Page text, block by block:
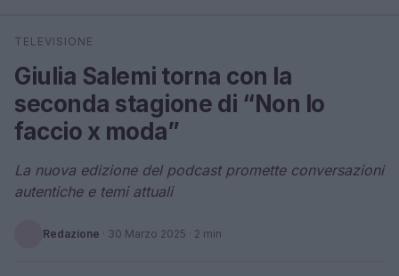
Cerca
TELEVISIONE
Giulia Salemi torna con la
seconda stagione di “Non lo
faccio x moda”
La nuova edizione del podcast promette conversazioni
autentiche e temi attuali
Redazione · 30 Marzo 2025 · 2 min